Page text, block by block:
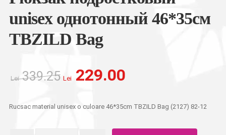
unisex однотонный 46*35см
TBZILD Bag
Lei339.25 цена
Lei 229.00
Rucsac material unisex o culoare 46*35cm TBZILD Bag (2127) 82-12